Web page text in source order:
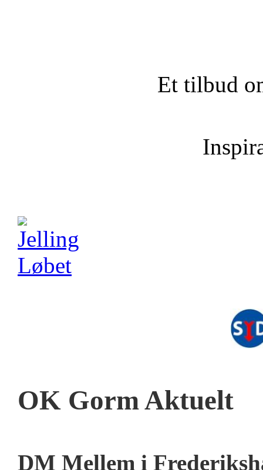
Et tilbud
OK Gorm Aktuelt
DM Mellem i